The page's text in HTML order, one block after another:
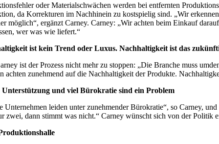
oder Materialschwächen werden bei entfernten
da Korrekturen im Nachhinein zu kostspielig sind. „Wir
möglich“, ergänzt Carney. Carney: „Wir achten beim Einkauf
wer was wie liefert.“
ist kein Trend oder Luxus. Nachhaltigkeit ist das
ist der Prozess nicht mehr zu stoppen: „Die Branche muss
achten zunehmend auf die Nachhaltigkeit der Produkte.
Unterstützung und viel Bürokratie sind ein Problem
Unternehmen leiden unter zunehmender Bürokratie“, so Carney,
zwei, dann stimmt was nicht.“ Carney wünscht sich von der